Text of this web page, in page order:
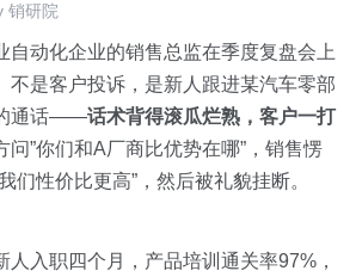
销研院
自动化企业的销售总监在季度复盘会上
不是客户投诉，是新人跟进某汽车零部
通话——话术背得滚瓜烂熟，客户一打
问”你们和A厂商比优势在哪”，销售愣
们性价比更高”，然后被礼貌挂断。
人入职四个月，产品培训通关率97%，